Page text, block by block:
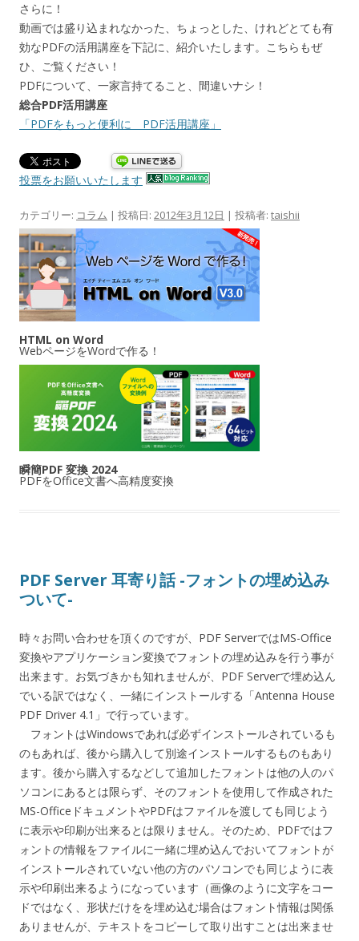
さらに！
動画では盛り込まれなかった、ちょっとした、けれどとても有
効なPDFの活用講座を下記に、紹介いたします。こちらもぜ
ひ、ご覧ください！
PDFについて、一家言持てること、間違いナシ！
総合PDF活用講座
「PDFをもっと便利に PDF活用講座」
投票をお願いいたします
カテゴリー: コラム | 投稿日: 2012年3月12日 | 投稿者: taishii
HTML on Word
WebページをWordで作る！
瞬簡PDF 変換 2024
PDFをOffice文書へ高精度変換
PDF Server 耳寄り話 -フォントの埋め込み
ついて-
時々お問い合わせを頂くのですが、PDF ServerではMS-Office
変換やアプリケーション変換でフォントの埋め込みを行う事が
出来ます。お気づきかも知れませんが、PDF Serverで埋め込ん
でいる訳ではなく、一緒にインストールする「Antenna House
PDF Driver 4.1」で行っています。
フォントはWindowsであれば必ずインストールされているも
のもあれば、後から購入して別途インストールするものもあり
ます。後から購入するなどして追加したフォントは他の人のパ
ソコンにあるとは限らず、そのフォントを使用して作成された
MS-OfficeドキュメントやPDFはファイルを渡しても同じよう
に表示や印刷が出来るとは限りません。そのため、PDFではフ
ォントの情報をファイルに一緒に埋め込んでおいてフォントが
インストールされていない他の方のパソコンでも同じように表
示や印刷出来るようになっています（画像のように文字をコー
ドではなく、形状だけをを埋め込む場合はフォント情報は関係
ありませんが、テキストをコピーして取り出すことは出来ませ